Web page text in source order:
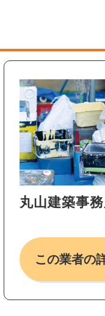
丸山建築事
この業者の